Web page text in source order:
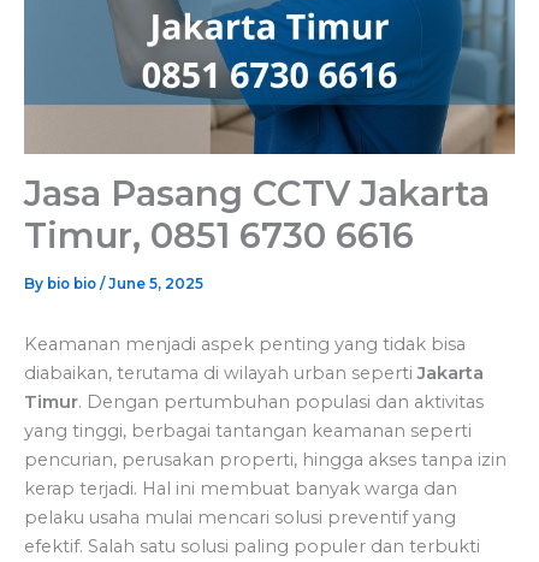
Jasa Pasang CCTV Jakarta
Timur, 0851 6730 6616
By bio bio /June 5, 2025
Keamanan menjadi aspek penting yang tidak bisa
diabaikan, terutama di wilayah urban sepertiJakarta
Timur. Dengan pertumbuhan populasi dan aktivitas
yang tinggi, berbagai tantangan keamanan seperti
pencurian, perusakan properti, hingga akses tanpa izin
kerap terjadi. Hal ini membuat banyak warga dan
pelaku usaha mulai mencari solusi preventif yang
efektif. Salah satu solusi paling populer dan terbukti